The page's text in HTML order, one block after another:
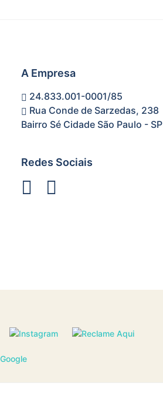
A Empresa
24.833.001-0001/85
Rua Conde de Sarzedas, 238
Bairro Sé Cidade São Paulo - SP
Redes Sociais